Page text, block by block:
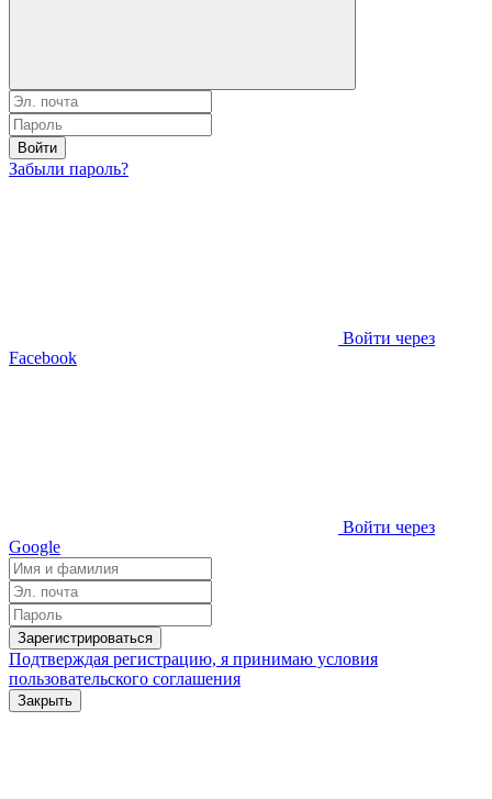
Войти
Забыли пароль?
Войти через
Facebook
Войти через
Google
Зарегистрироваться
Подтверждая регистрацию, я принимаю условия
пользовательского соглашения
Закрыть